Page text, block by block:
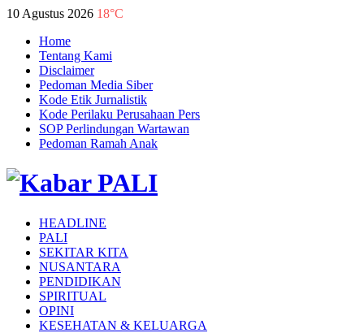
10 Agustus 2026 18°C
Home
Tentang Kami
Disclaimer
Pedoman Media Siber
Kode Etik Jurnalistik
Kode Perilaku Perusahaan Pers
SOP Perlindungan Wartawan
Pedoman Ramah Anak
HEADLINE
PALI
SEKITAR KITA
NUSANTARA
PENDIDIKAN
SPIRITUAL
OPINI
KESEHATAN & KELUARGA